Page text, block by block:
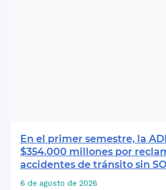
En el primer semestre, la
$354.000 millones por
accidentes de tránsito sin
6 de agosto de 2026